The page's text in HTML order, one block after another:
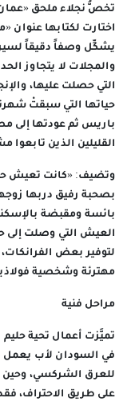
تخصُّ نجلاء ملحق
اختارت لكتابها عنوان
يشكِّل وصفاً دقيقاً
والمجلات لا يتجاوز
التي حصلت عليها،
حياتها التي سبقتْ
باريس ثم عودتها إلى
القليلين الذين تابعوا
وتضيف: «كانت تعيش
بصحبة رفيق دربها
بائسة ومقبضة
العيش التي وصلت إلى
لتوفير بعض
مهترئة وشخصية
مراحل فنية
تميَّزت أعمال تحية حليم
في السودان لأب يعمل
للعرق الشركسي، وحين
على طريق الاحتراف،